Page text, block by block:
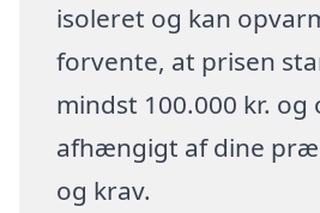
isoleret og kan
forvente, at prisen
mindst 100.000 kr. og
afhængigt af dine
og krav.